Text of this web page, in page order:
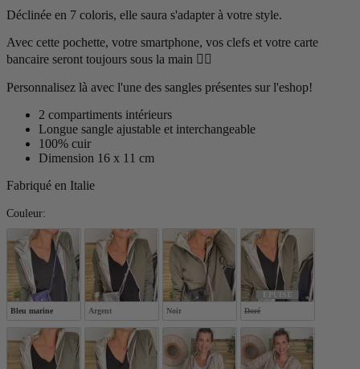
Déclinée en 7 coloris, elle saura s'adapter à votre style.
Avec cette pochette, votre smartphone, vos clefs et votre carte
bancaire seront toujours sous la main ✌🏼
Personnalisez là avec l'une des sangles présentes sur l'eshop!
2 compartiments intérieurs
Longue sangle ajustable et interchangeable
100% cuir
Dimension 16 x 11 cm
Fabriqué en Italie
Couleur:
Bleu marine Argent Noir
ÉPUISÉ
Doré